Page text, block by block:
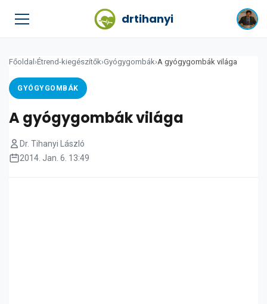
drtihanyi
Főoldal ›Étrend-kiegészítők›Gyógygombák›A gyógygombák világa
GYÓGYGOMBÁK
A gyógygombák világa
Dr. Tihanyi László
2014. Jan. 6. 13:49